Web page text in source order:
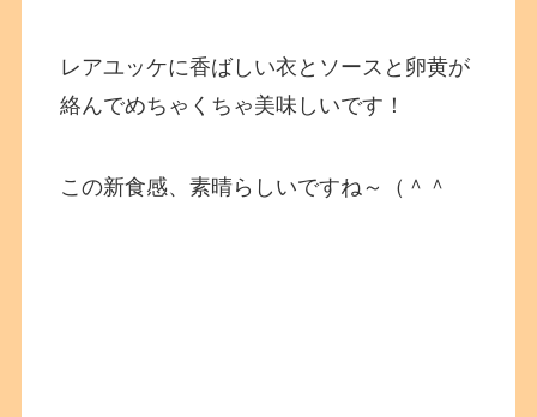
レアユッケに香ばしい衣とソースと卵黄が
絡んでめちゃくちゃ美味しいです！
この新食感、素晴らしいですね～（＾＾